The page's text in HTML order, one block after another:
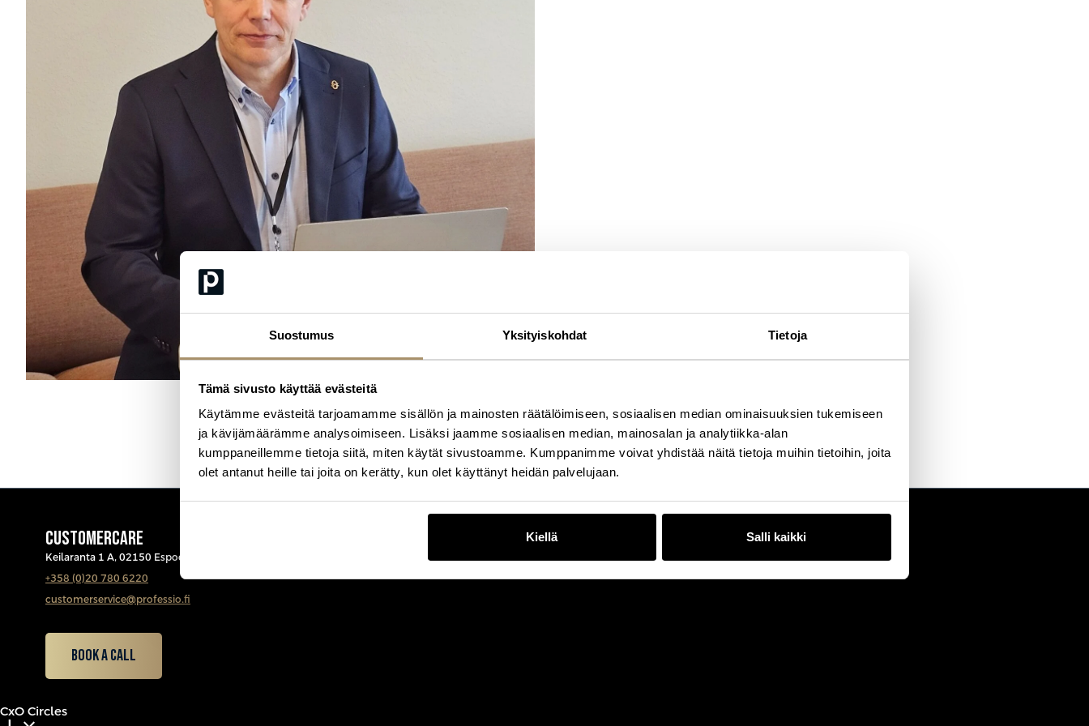
Suostumus Yksityiskohdat Tietoja
Tämä sivusto käyttää evästeitä
Käytämme evästeitä tarjoamamme sisällön ja mainosten räätälöimiseen, sosiaalisen median ominaisuuksien tukemiseen
ja kävijämäärämme analysoimiseen. Lisäksi jaamme sosiaalisen median, mainosalan ja analytiikka-alan
kumppaneillemme tietoja siitä, miten käytät sivustoamme. Kumppanimme voivat yhdistää näitä tietoja muihin tietoihin, joita
olet antanut heille tai joita on kerätty, kun olet käyttänyt heidän palvelujaan.
Kiellä Salli kaikki
CUSTOMERCARE
Keilaranta 1 A, 02150 Espoo
+358 (0)20 780 6220
customerservice@professio.fi
Book a call
CxO Circles